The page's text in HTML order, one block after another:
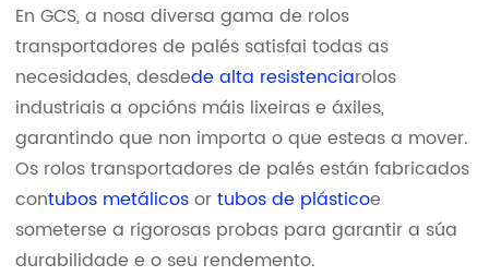
En GCS, a nosa diversa gama de rolos
transportadores de palés satisfai todas as
necesidades, desdede alta resistenciarolos
industriais a opcións máis lixeiras e áxiles,
garantindo que non importa o que esteas a mover.
Os rolos transportadores de palés están fabricados
contubos metálicosortubos de plásticoe
someterse a rigorosas probas para garantir a súa
durabilidade e o seu rendemento.